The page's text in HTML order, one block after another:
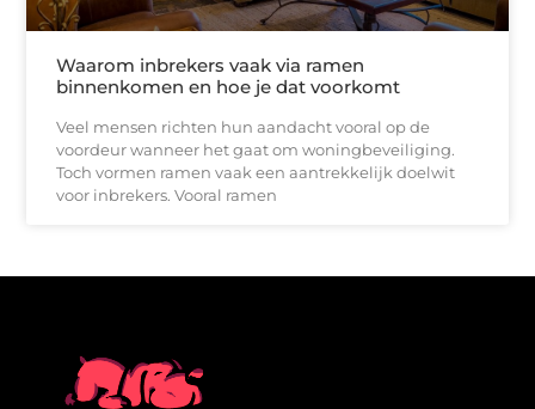
Waarom inbrekers vaak via ramen
binnenkomen en hoe je dat voorkomt
Veel mensen richten hun aandacht vooral op de
voordeur wanneer het gaat om woningbeveiliging.
Toch vormen ramen vaak een aantrekkelijk doelwit
voor inbrekers. Vooral ramen